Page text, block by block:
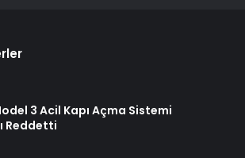
3 Acil Kapı Açma Sistemi
Reddetti